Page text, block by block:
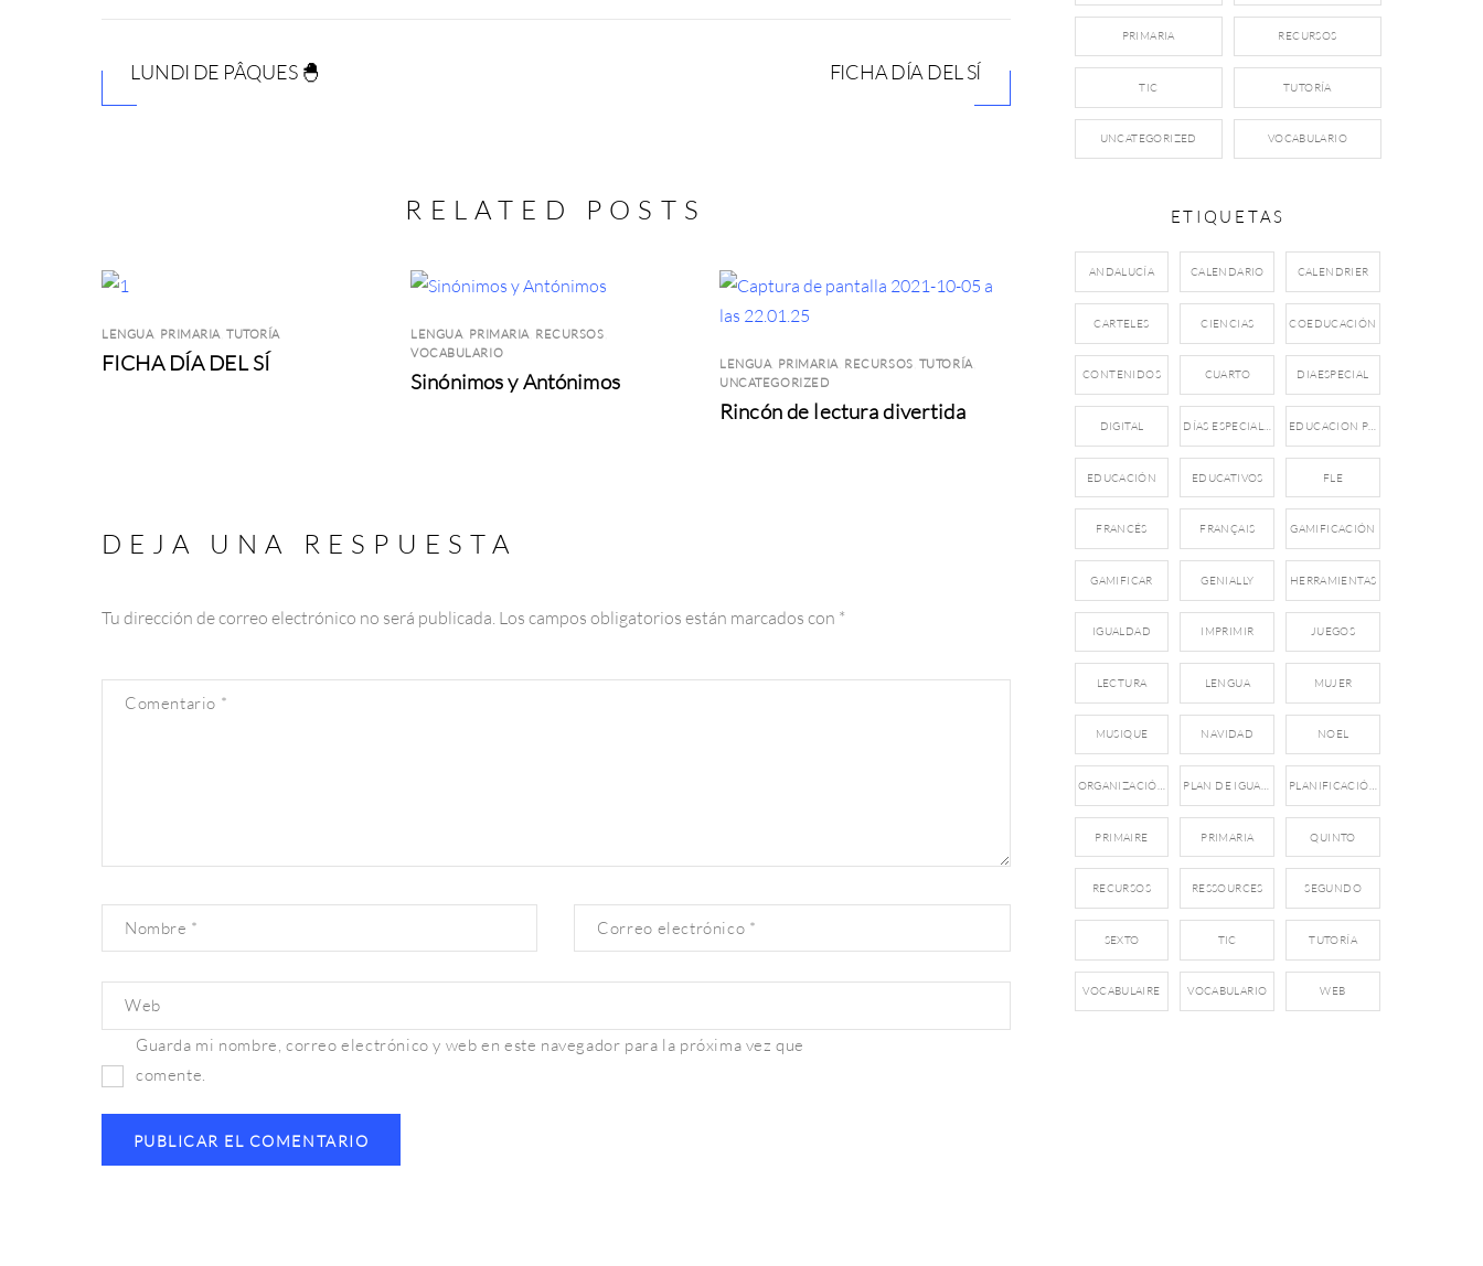
LUNDI DE PÂQUES 🐣 FICHA DÍA DEL SÍ
RELATED POSTS
LENGUA PRIMARIA ,TUTORÍA
FICHA DÍA DEL SÍ
LENGUA PRIMARIA RECURSOS
VOCABULARIO
Sinónimos y Antónimos
LENGUA PRIMARIA RECURSOS TUTORÍA
UNCATEGORIZED
Rincón de lectura divertida
DEJA UNA RESPUESTA
Tu dirección de correo electrónico no será publicada. Los campos obligatorios están marcados con *
Comentario *
Nombre * Correo electrónico *
Web
Guarda mi nombre, correo electrónico y web en este navegador para la próxima vez que
comente.
PRIMARIA RECURSOS
TIC TUTORÍA
UNCATEGORIZED VOCABULARIO
ETIQUETAS
ANDALUCÍA CALENDARIO CALENDRIER
CARTELES CIENCIAS COEDUCACIÓN
CONTENIDOS CUARTO DIAESPECIAL
DIGITAL
EDUCACIÓN EDUCATIVOS FLE
FRANCÉS FRANÇAIS GAMIFICACIÓN
GAMIFICAR GENIALLY HERRAMIENTAS
IGUALDAD IMPRIMIR JUEGOS
LECTURA LENGUA MUJER
MUSIQUE NAVIDAD NOEL
PRIMAIRE PRIMARIA QUINTO
RECURSOS RESSOURCES SEGUNDO
SEXTO TIC TUTORÍA
VOCABULAIRE VOCABULARIO WEB